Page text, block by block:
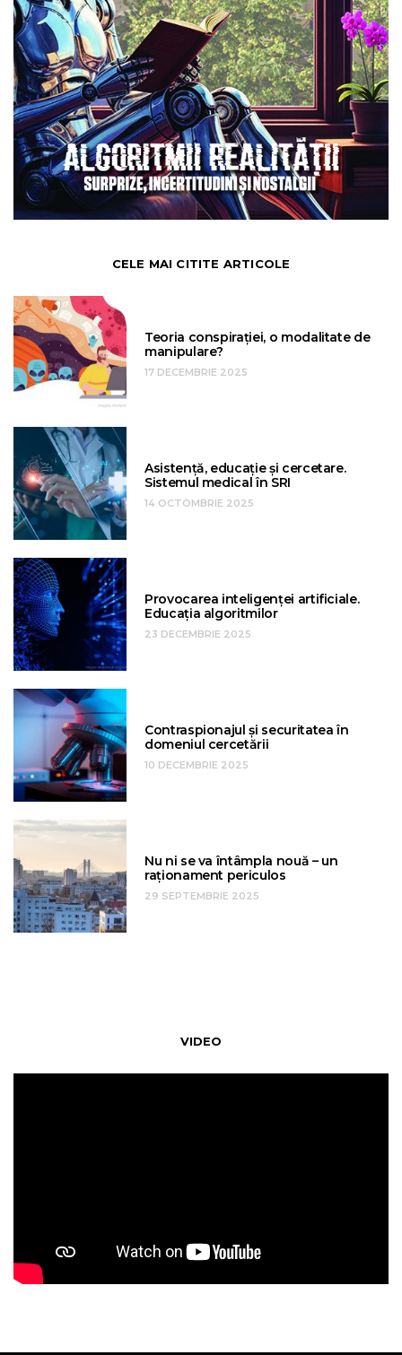
CELE MAI CITITE ARTICOLE
Teoria conspirației, o modalitate de
manipulare?
17 DECEMBRIE 2025
Asistență, educație și cercetare.
Sistemul medical în SRI
14 OCTOMBRIE 2025
Provocarea inteligenței artificiale.
Educația algoritmilor
23 DECEMBRIE 2025
Contraspionajul și securitatea în
domeniul cercetării
10 DECEMBRIE 2025
Nu ni se va întâmpla nouă – un
raționament periculos
29 SEPTEMBRIE 2025
VIDEO